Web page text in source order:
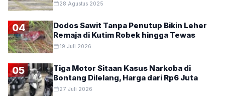
28 Agustus 2025
04
Dodos Sawit Tanpa Penutup Bikin Leher
Remaja di Kutim Robek hingga Tewas
19 Juli 2026
05
Tiga Motor Sitaan Kasus Narkoba di
Bontang Dilelang, Harga dari Rp6 Juta
27 Juli 2026